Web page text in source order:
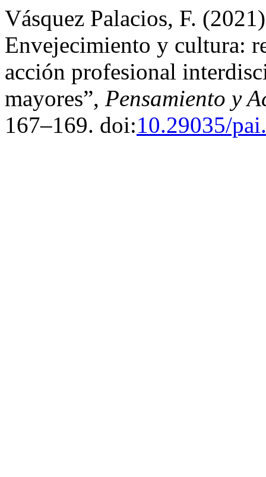
Vásquez Palacios, F.
Envejecimiento y cultura:
acción profesional
mayores”, Pensamiento y
167–169. doi:10.29035/